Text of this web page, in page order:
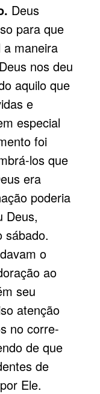
Deus
para que
maneira
nos deu
aquilo que
e
especial
foi
los que
era
poderia
Deus,
sábado.
o
ao
seu
atenção
no corre-
de que
de
Ele.